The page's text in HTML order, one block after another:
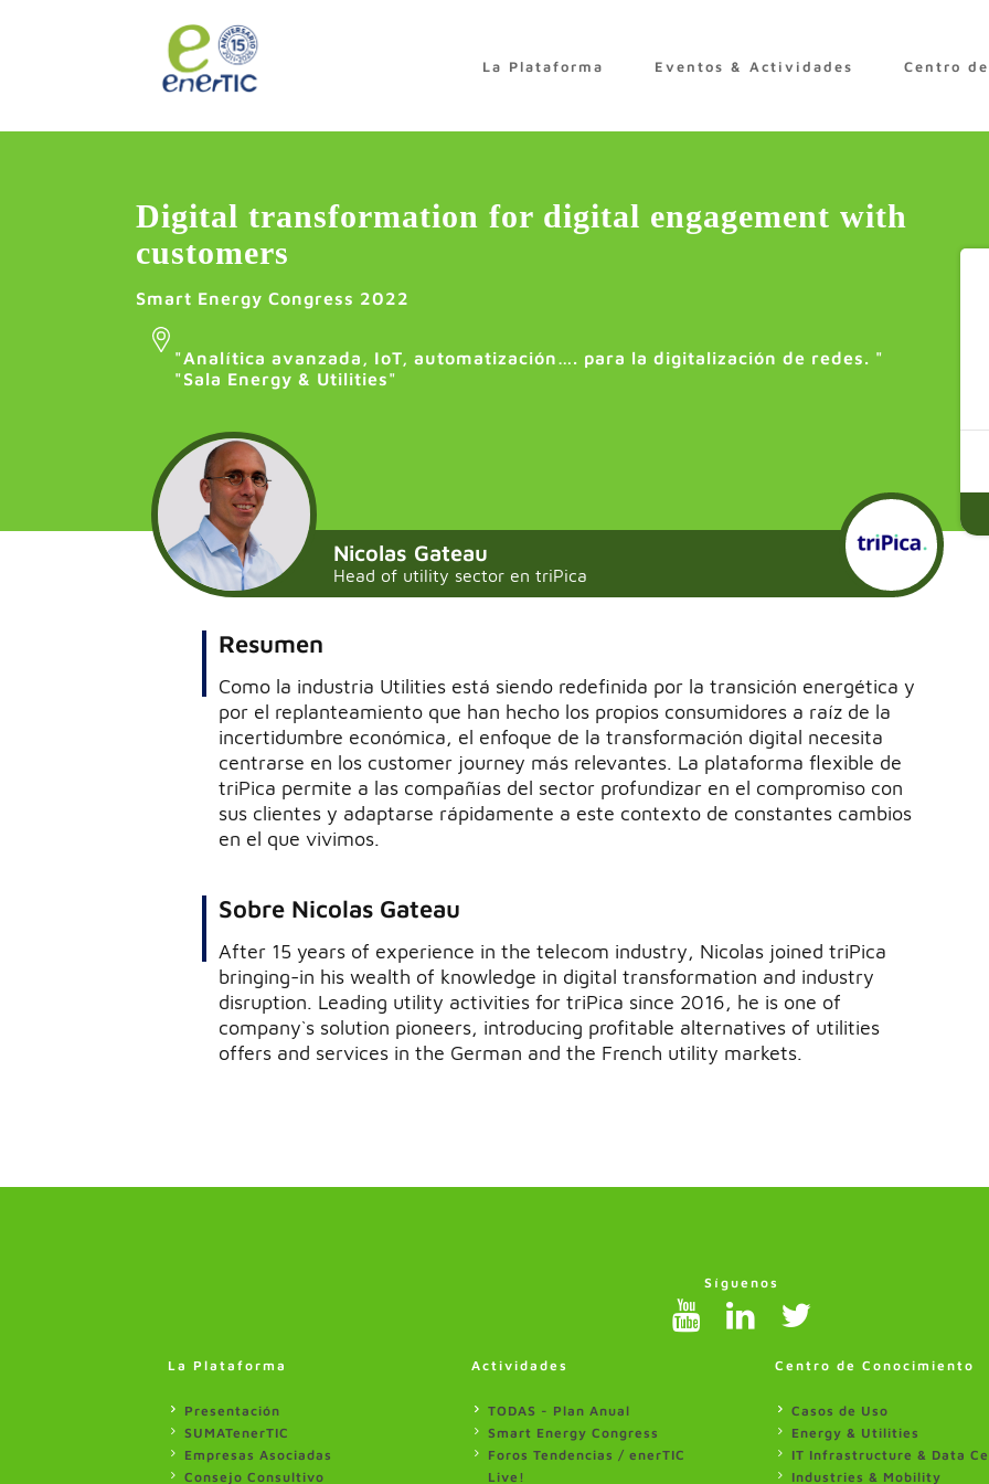
La Plataforma Eventos & Actividades Centro
Digital transformation for digital engagement with
customers
Smart Energy Congress 2022
"Analítica avanzada, IoT, automatización…. para la digitalización de redes. "
"Sala Energy & Utilities"
Nicolas Gateau
Head of utility sector en triPica
Resumen
Como la industria Utilities está siendo redefinida por la transición energética y
por el replanteamiento que han hecho los propios consumidores a raíz de la
incertidumbre económica, el enfoque de la transformación digital necesita
centrarse en los customer journey más relevantes. La plataforma flexible de
triPica permite a las compañías del sector profundizar en el compromiso con
sus clientes y adaptarse rápidamente a este contexto de constantes cambios
en el que vivimos.
Sobre Nicolas Gateau
After 15 years of experience in the telecom industry, Nicolas joined triPica
bringing-in his wealth of knowledge in digital transformation and industry
disruption. Leading utility activities for triPica since 2016, he is one of
company`s solution pioneers, introducing profitable alternatives of utilities
offers and services in the German and the French utility markets.
Síguenos
La Plataforma
Presentación
SUMATenerTIC
Empresas Asociadas
Consejo Consultivo
Actividades
TODAS - Plan Anual
Smart Energy Congress
Foros Tendencias / enerTIC
Live!
Centro de Conocimiento
Casos de Uso
Energy & Utilities
IT Infrastructure & Data
Industries & Mobility